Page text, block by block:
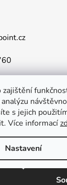
zajištění
s jejich
Více informací
Nastavení
Point
. Všechna
nastavení cookies
Adulto